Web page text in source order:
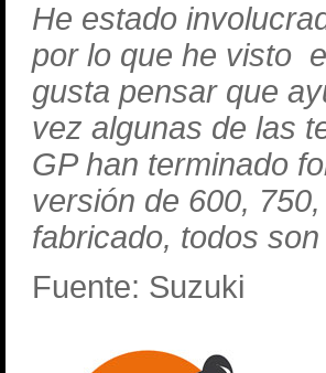
He estado
por lo que he visto
gusta pensar que
vez algunas de las
GP han terminado
versión de 600,
fabricado, todos
Fuente: Suzuki